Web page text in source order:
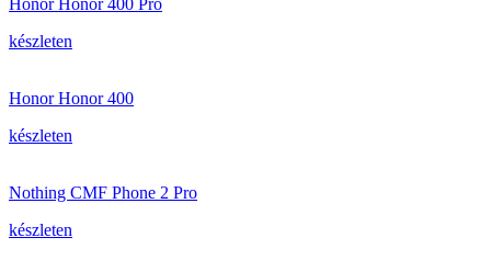
Honor Honor 400 Pro
készleten
Honor Honor 400
készleten
Nothing CMF Phone 2 Pro
készleten